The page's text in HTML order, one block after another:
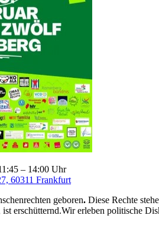
– 14:00 Uhr
60311 Frankfurt
geboren. Diese Rechte
erschütternd.Wir erleben politische